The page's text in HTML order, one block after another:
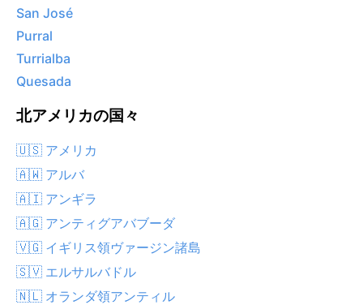
San José
Purral
Turrialba
Quesada
北アメリカの国々
🇺🇸 アメリカ
🇦🇼 アルバ
🇦🇮 アンギラ
🇦🇬 アンティグアバブーダ
🇻🇬 イギリス領ヴァージン諸島
🇸🇻 エルサルバドル
🇳🇱 オランダ領アンティル